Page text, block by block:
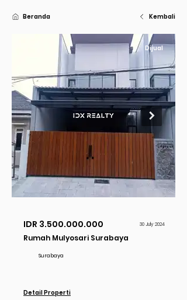
Beranda Kembali
Dijual
IDR 3.500.000.000 30 July 2024
Rumah Mulyosari Surabaya
Surabaya
Detail Properti